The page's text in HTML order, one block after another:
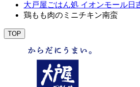
大戸屋ごはん処 イオンモール日
鶏もも肉のミニチキン南蛮
TOP